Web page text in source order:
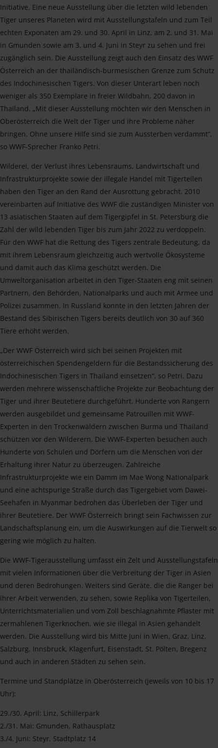
Initiative. Eine neue Ausstellung über die letzten wild lebenden
Tiger unseres Planeten wird mit Ausstellungstafeln und zum Teil
echten Exponaten am 29. und 30. April in Linz, am 2. und 31. Mai
in Gmunden sowie am 3. und 4. Juni in Steyr zu sehen und frei
zugänglich sein. Die Ausstellung zeigt auch den Einsatz des WWF
Österreich an der thailändisch-burmesischen Grenze zum Schutz
des Indochinesischen Tigers. Von dieser Unterart leben noch
weniger als 350 Exemplare in freier Wildbahn, 200 davon in
Thailand. „Mit dieser Ausstellung möchten wir den Menschen in
Oberösterreich die Welt der Tiger und ihre Probleme näher
bringen. Ohne unsere Hilfe sind sie zum Aussterben verdammt“,
so WWF-Sprecher Franko Petri.
Wilderei, der Verlust ihres Lebensraums, Landwirtschaft und
Infrastrukturprojekte sowie der illegale Handel mit Tigerteilen
haben den Tiger an den Rand der Ausrottung gebracht. 2010
vereinbarten auf Initiative des WWF die zuständigen Minister von
13 asiatischen Staaten auf dem Tigergipfel in St. Petersburg die
Zahl der wild lebenden Tiger bis zum Jahr 2022 zu verdoppeln.
Für den WWF hat die Rettung des Tigers zentrale Bedeutung, da
mit ihrem Lebensraum gleichzeitig auch wertvolle Ökosysteme
und damit auch das Klima geschützt werden. Die
Umweltorganisation arbeitet in den Tiger-Staaten eng mit seinen
Partnern, den Behörden, Nationalparks und auch mit Armee und
Polizei zusammen. In Russland konnte in den letzten Jahren der
Bestand des Sibirischen Tigers bereits deutlich von 30 auf 360
Tiere erhöht werden.
„Der WWF Österreich wird sich bei seinen Projekten mit
österreichischen Spendengeldern für die Bestandssicherung des
Indochinesischen Tigers in Thailand einsetzen“, so Petri. Dazu
werden mehrere wissenschaftliche Projekte zur Beobachtung der
Tiger und ihrer Beutetiere durchgeführt. Hunderte von Rangern
werden ausgebildet und gemeinsame Patrouillen mit WWF-
Experten in den Trockenwäldern zwischen Burma und Thailand
schützen vor den Wilderern. Die WWF-Experten besuchen auch
Hunderte von Schulen und Dörfern um die Menschen von der
Erhaltung ihrer Natur zu überzeugen. Zahlreiche
Infrastrukturprojekte wie ein Damm im Mae Wong Nationalpark
und eine achtspurige Straße durch das Tigergebiet vom Dawei-
Seehafen in Myanmar bedrohen das Überleben der Tiger und
ihrer Beutetiere. Der WWF Österreich bringt sein Fachwissen zur
Landschaftsplanung ein, um die Auswirkungen auf die Tierwelt so
gering wie möglich zu halten.
Die WWF-Tigerausstellung umfasst ein Zelt und Ausstellungstafeln
mit vielen Informationen über die Verbreitung der Tiger in Asien
und deren Bedrohungen. Weiters sind Geräte, die die Ranger bei
ihrer Arbeit verwenden, zu sehen, sowie Replika von Tigerteilen,
Unterrichtsmaterialien und vom Zoll beschlagnahmte Pflaster mit
zermahlenen Tigerknochen, wie sie illegal in Asien gehandelt
werden. Die Ausstellung wird bis Mitte Juni in Wien, Graz, Linz,
Salzburg, Innsbruck, Klagenfurt, Eisenstadt, St. Pölten, Bregenz
und auch in anderen Städten zu sehen sein.
Termine und Standplätze in Oberösterreich (jeweils von 10 bis 17
Uhr):
29./30. April: Linz, Schillerpark
2./31. Mai: Gmunden, Rathausplatz
3./4. Juni: Steyr, Stadtplatz 14